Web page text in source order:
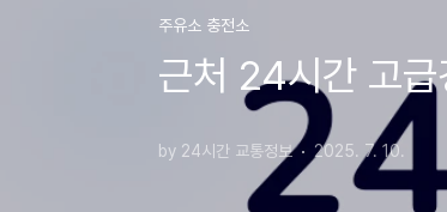
주유소 충전소
근처 24시간 고
by 24시간 교통정보 2025. 7. 10.